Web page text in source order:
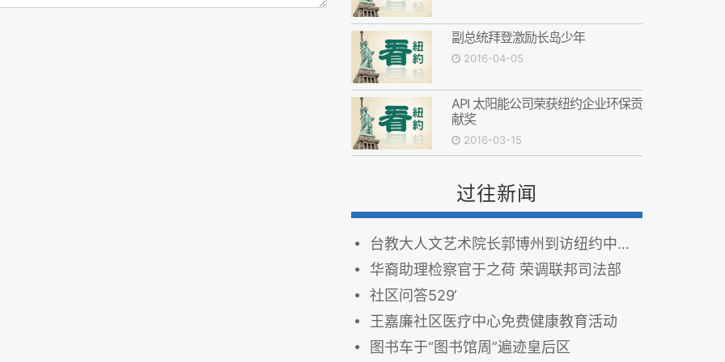
副总统拜登激励长岛少年
2016-04-05
API 太阳能公司荣获纽约企业环保贡
献奖
2016-03-15
过往新闻
台教大人文艺术院长郭博州到访纽约中华总商会
华裔助理检察官于之荷 荣调联邦司法部
社区问答529‘
王嘉廉社区医疗中心免费健康教育活动
图书车于“图书馆周”遍迹皇后区